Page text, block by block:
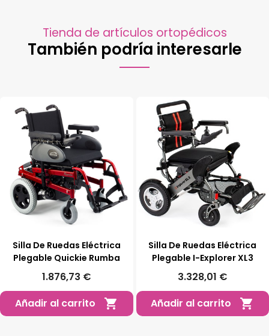
Tienda de artículos ortopédicos
También podría interesarle
Silla De Ruedas Eléctrica
Plegable Quickie Rumba
1.876,73 €
Añadir al carrito

Silla De Ruedas Eléctrica
Plegable I-Explorer XL3
3.328,01 €
Añadir al carrito
